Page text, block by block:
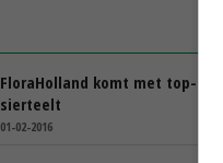
FloraHolland komt met top-40
sierteelt
01-02-2016